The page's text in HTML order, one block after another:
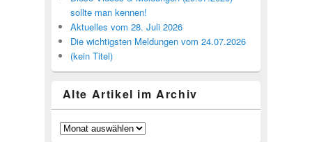
sollte man kennen!
Aktuelles vom 28. Juli 2026
Die wichtigsten Meldungen vom 24.07.2026
(kein Titel)
Alte Artikel im Archiv
Alte